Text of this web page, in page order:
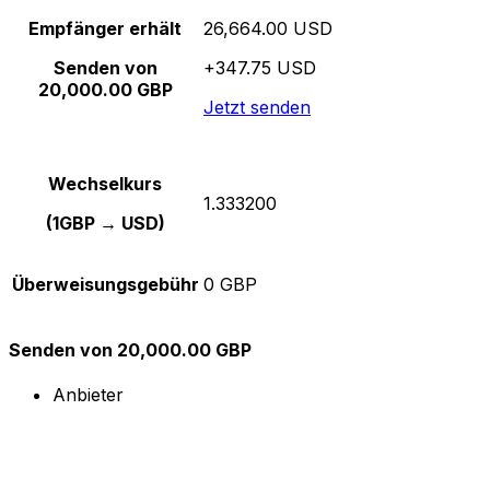
Empfänger erhält
Senden von
20,000.00 GBP
26,664.00 USD
+347.75 USD
Jetzt senden
Wechselkurs
(1GBP → USD)
1.333200
Überweisungsgebühr 0 GBP
Senden von 20,000.00 GBP
Anbieter